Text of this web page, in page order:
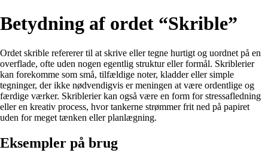
Betydning af ordet “Skrible”
Ordet skrible refererer til at skrive eller tegne hurtigt og uordnet på en
overflade, ofte uden nogen egentlig struktur eller formål. Skriblerier
kan forekomme som små, tilfældige noter, kladder eller simple
tegninger, der ikke nødvendigvis er meningen at være ordentlige og
færdige værker. Skriblerier kan også være en form for stressafledning
eller en kreativ process, hvor tankerne strømmer frit ned på papiret
uden for meget tænken eller planlægning.
Eksempler på brug